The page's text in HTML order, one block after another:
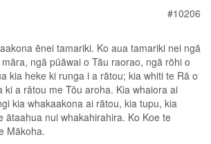
#10206
ēnei tamariki. Ko aua tamariki nei ngā
ngā pūāwai o Tāu raorao, ngā rōhi o
kia heke ki runga i a rātou; kia whiti te Rā o
ki a rātou me Tōu aroha. Kia whaiora ai
kia whakaakona ai rātou, kia tupu, kia
ātaahua nui whakahirahira. Ko Koe te
Mākoha.